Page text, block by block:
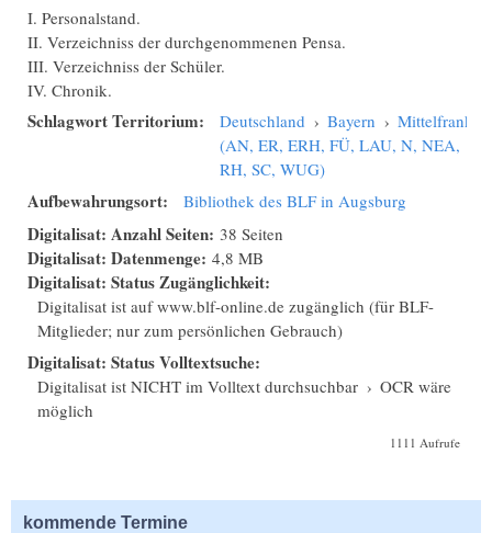
I. Personalstand.
II. Verzeichniss der durchgenommenen Pensa.
III. Verzeichniss der Schüler.
IV. Chronik.
Schlagwort Territorium: Deutschland › Bayern › Mittelfranken
(AN, ER, ERH, FÜ, LAU, N, NEA,
RH, SC, WUG)
Aufbewahrungsort: Bibliothek des BLF in Augsburg
Digitalisat: Anzahl Seiten: 38 Seiten
Digitalisat: Datenmenge: 4,8 MB
Digitalisat: Status Zugänglichkeit:
Digitalisat ist auf www.blf-online.de zugänglich (für BLF-
Mitglieder; nur zum persönlichen Gebrauch)
Digitalisat: Status Volltextsuche:
Digitalisat ist NICHT im Volltext durchsuchbar › OCR wäre
möglich
1111 Aufrufe
kommende Termine